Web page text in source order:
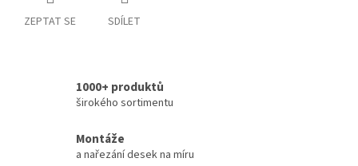
ZEPTAT SE SDÍLET
1000+ produktů
širokého sortimentu
Montáže
a nařezání desek na míru